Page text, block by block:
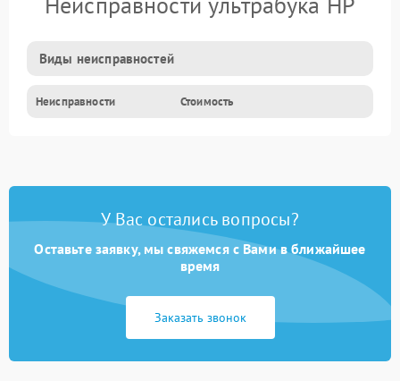
Виды неисправностей
Неисправности Стоимость
У Вас остались вопросы?
Оставьте заявку, мы свяжемся с Вами в ближайшее
время
Заказать звонок